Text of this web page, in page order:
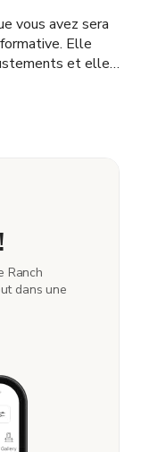
vous avez sera
Elle
et elle
Je
Ranch
dans une